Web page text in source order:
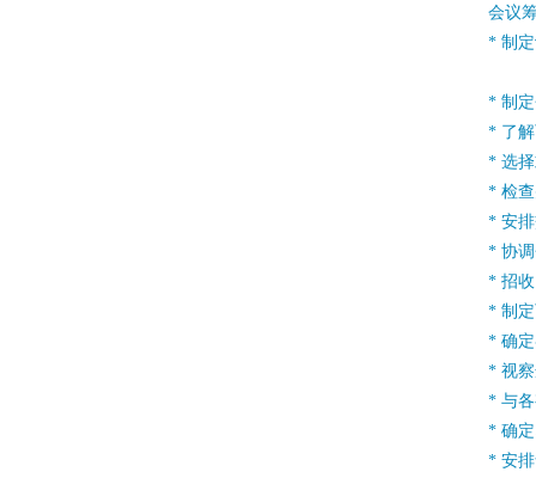
会议
* 制
* 制
* 了
* 选
* 检
* 安
* 协
* 招
* 制
* 确
* 视
* 与
* 确
* 安